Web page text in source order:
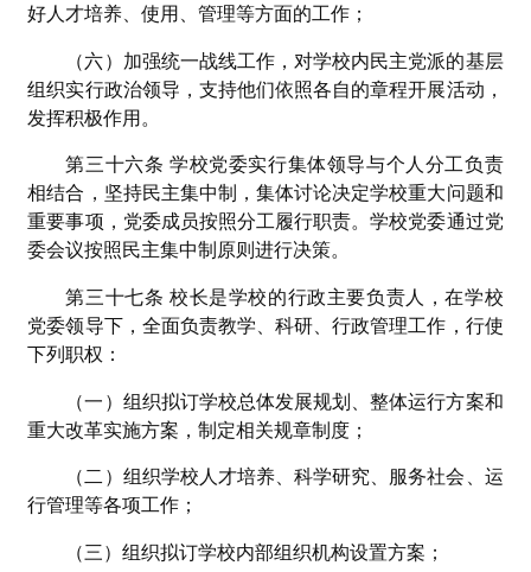
好人才培养、使用、管理等方面的工作；
（六）加强统一战线工作，对学校内民主党派的基层
组织实行政治领导，支持他们依照各自的章程开展活动，
发挥积极作用。
第三十六条 学校党委实行集体领导与个人分工负责
相结合，坚持民主集中制，集体讨论决定学校重大问题和
重要事项，党委成员按照分工履行职责。学校党委通过党
委会议按照民主集中制原则进行决策。
第三十七条 校长是学校的行政主要负责人，在学校
党委领导下，全面负责教学、科研、行政管理工作，行使
下列职权：
（一）组织拟订学校总体发展规划、整体运行方案和
重大改革实施方案，制定相关规章制度；
（二）组织学校人才培养、科学研究、服务社会、运
行管理等各项工作；
（三）组织拟订学校内部组织机构设置方案；